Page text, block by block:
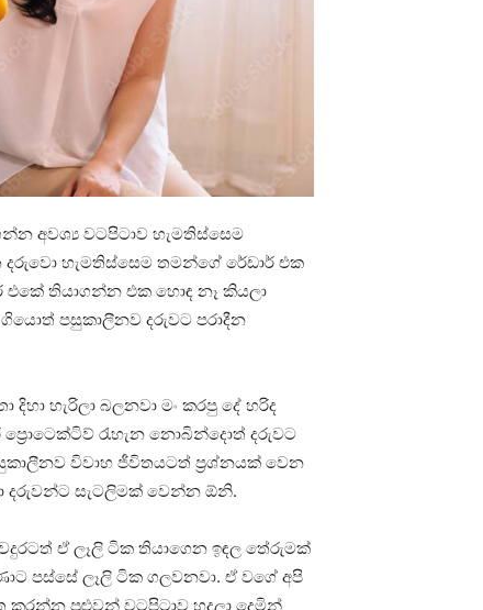
අවශ්‍ය වටපිටාව හැමතිස්සෙම
හැමතිස්සෙම තමන්ගේ රේඩාර් එක
තියාගන්න එක හොඳ නෑ කියලා
පසුකාලීනව දරුවට පරාදීන
හැරිලා බලනවා මං කරපු දේ හරිද
රැහැන නොබින්දොත් දරුවට
විවාහ ජීවිතයටත් ප්‍රශ්නයක් වෙන
දරුවන්ට සැටලිමක් වෙන්න ඕනි.
ඒ ලෑලි ටික තියාගෙන ඉඳල තේරුමක්
පස්සේ ලෑලි ටික ගලවනවා. ඒ වගේ අපි
කරන්න පුළුවන් වටපිටාව හදලා දෙමින්